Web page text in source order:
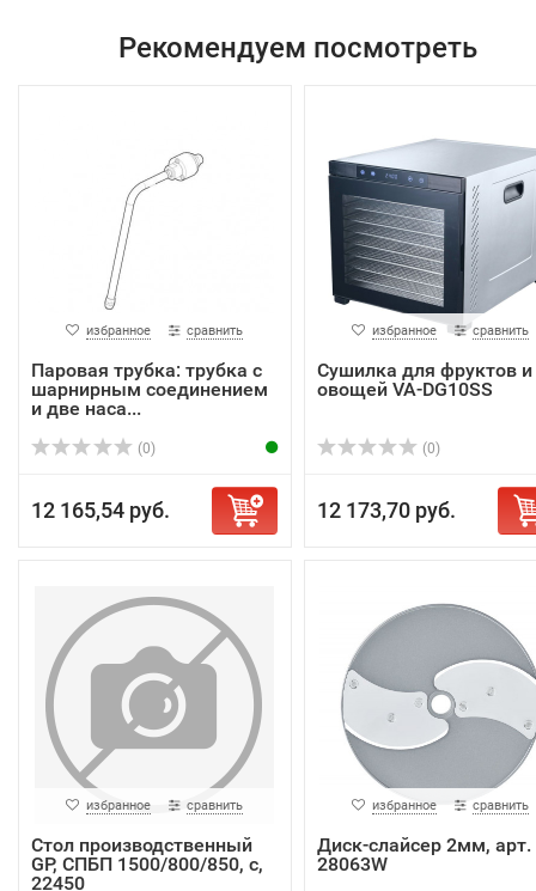
Рекомендуем посмотреть
избранное сравнить
Паровая трубка: трубка с
шарнирным соединением
и две наса...
(0)
12 165,54 руб.
избранное сравнить
Сушилка для фруктов и
овощей VA-DG10SS
(0)
12 173,70 руб.
избранное сравнить
Стол производственный
GP, СПБП 1500/800/850, с,
22450
избранное сравнить
Диск-слайсер 2мм, арт.
28063W